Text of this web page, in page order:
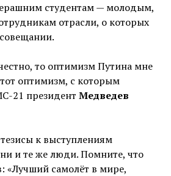
студентам — молодым,
отрасли, о которых
то оптимизм Путина мне
оптимизм, с которым
21 президент Медведев
к выступлениям
и те же люди. Помните, что
«Лучший самолёт в мире,